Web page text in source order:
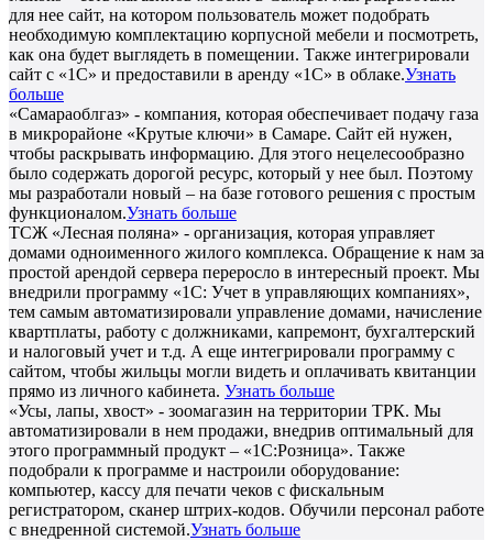
для нее сайт, на котором пользователь может подобрать
необходимую комплектацию корпусной мебели и посмотреть,
как она будет выглядеть в помещении. Также интегрировали
сайт с «1С» и предоставили в аренду «1С» в облаке.Узнать
больше
«Самараоблгаз» - компания, которая обеспечивает подачу газа
в микрорайоне «Крутые ключи» в Самаре. Сайт ей нужен,
чтобы раскрывать информацию. Для этого нецелесообразно
было содержать дорогой ресурс, который у нее был. Поэтому
мы разработали новый – на базе готового решения с простым
функционалом.Узнать больше
ТСЖ «Лесная поляна» - организация, которая управляет
домами одноименного жилого комплекса. Обращение к нам за
простой арендой сервера переросло в интересный проект. Мы
внедрили программу «1С: Учет в управляющих компаниях»,
тем самым автоматизировали управление домами, начисление
квартплаты, работу с должниками, капремонт, бухгалтерский
и налоговый учет и т.д. А еще интегрировали программу с
сайтом, чтобы жильцы могли видеть и оплачивать квитанции
прямо из личного кабинета. Узнать больше
«Усы, лапы, хвост» - зоомагазин на территории ТРК. Мы
автоматизировали в нем продажи, внедрив оптимальный для
этого программный продукт – «1С:Розница». Также
подобрали к программе и настроили оборудование:
компьютер, кассу для печати чеков с фискальным
регистратором, сканер штрих-кодов. Обучили персонал работе
с внедренной системой.Узнать больше